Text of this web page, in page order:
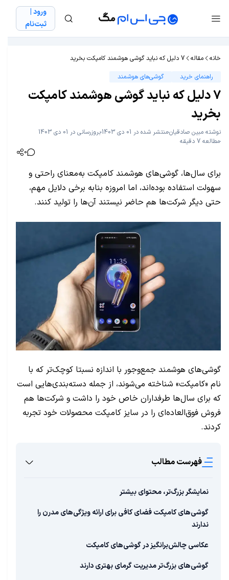
ورود |
ثبت‌نام
خانه مقاله
7 دلیل که نباید گوشی هوشمند کامپکت بخرید
راهنمای خرید
گوشی‌های هوشمند
7 دلیل که نباید گوشی هوشمند کامپکت
بخرید
نوشته مبین صادقیانمنتشر شده در 01 دی 1403
بروزرسانی در 01 دی 1403
مطالعه 7 دقیقه
0
برای سال‌ها، گوشی‌های هوشمند کامپکت به‌معنای راحتی و
سهولت استفاده بوده‌اند، اما امروزه بنابه برخی دلایل مهم،
حتی دیگر شرکت‌ها هم حاضر نیستند آن‌ها را تولید کنند.
گوشی‌های هوشمند جمع‌وجور با اندازه نسبتا کوچک‌تر که با
نام «کامپکت» شناخته می‌شوند، از جمله دسته‌بندی‌هایی است
که برای سال‌ها طرفداران خاص خود را داشت و شرکت‌ها هم
فروش فوق‌العاده‌ای را در سایز کامپکت محصولات خود تجربه
کردند.
فهرست مطالب
نمایشگر بزرگ‌تر، محتوای بیشتر
گوشی‌های کامپکت فضای کافی برای ارائه ویژگی‌های مدرن را
ندارند
عکاسی چالش‌برانگیز در گوشی‌های کامپکت
گوشی‌های بزرگ‌تر مدیریت گرمای بهتری دارند